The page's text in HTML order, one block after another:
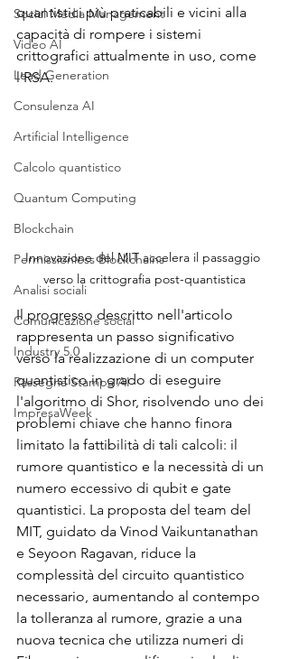
Social Media Management
Video AI
Lead Generation
Consulenza AI
Artificial Intelligence
Calcolo quantistico
Quantum Computing
Blockchain
Permissionless Blockchains
Analisi sociali
Comunicazione social
Industry 5.0
Rassegna Stampa AI
ImpresaWeek
quantistici più praticabili e vicini alla
capacità di rompere i sistemi
crittografici attualmente in uso, come
l'RSA.
Innovazione del MIT accelera il passaggio
verso la crittografia post-quantistica
Il progresso descritto nell'articolo
rappresenta un passo significativo
verso la realizzazione di un computer
quantistico in grado di eseguire
l'algoritmo di Shor, risolvendo uno dei
problemi chiave che hanno finora
limitato la fattibilità di tali calcoli: il
rumore quantistico e la necessità di un
numero eccessivo di qubit e gate
quantistici. La proposta del team del
MIT, guidato da Vinod Vaikuntanathan
e Seyoon Ragavan, riduce la
complessità del circuito quantistico
necessario, aumentando al contempo
la tolleranza al rumore, grazie a una
nuova tecnica che utilizza numeri di